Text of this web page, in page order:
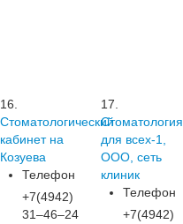
16.
Стоматологический
кабинет на
Козуева
Телефон
+7(4942)
31‒46‒24
17.
Стоматология
для всех-1,
ООО, сеть
клиник
Телефон
+7(4942)